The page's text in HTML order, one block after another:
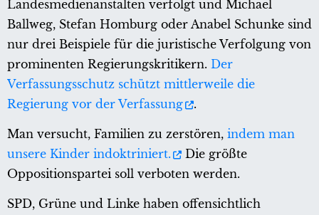
Landesmedienanstalten verfolgt und Michael
Ballweg, Stefan Homburg oder Anabel Schunke sind
nur drei Beispiele für die juristische Verfolgung von
prominenten Regierungskritikern. Der
Verfassungsschutz schützt mittlerweile die
Regierung vor der Verfassung
.
Man versucht, Familien zu zerstören, indem man
unsere Kinder indoktriniert.
Die größte
Oppositionspartei soll verboten werden.
SPD, Grüne und Linke haben offensichtlich